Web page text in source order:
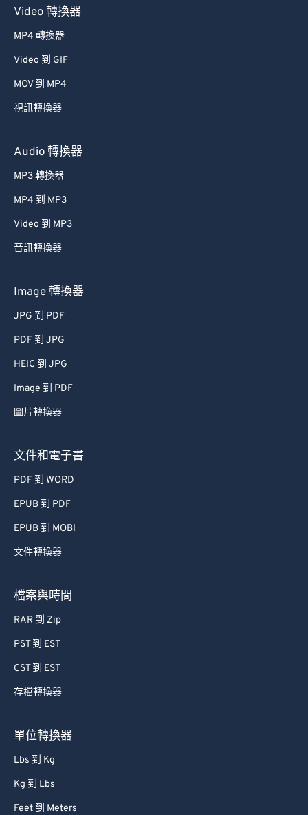
Video 轉換器
MP4 轉換器
Video 到 GIF
MOV 到 MP4
視訊轉換器
Audio 轉換器
MP3 轉換器
MP4 到 MP3
Video 到 MP3
音訊轉換器
Image 轉換器
JPG 到 PDF
PDF 到 JPG
HEIC 到 JPG
Image 到 PDF
圖片轉換器
文件和電子書
PDF 到 WORD
EPUB 到 PDF
EPUB 到 MOBI
文件轉換器
檔案與時間
RAR 到 Zip
PST 到 EST
CST 到 EST
存檔轉換器
單位轉換器
Lbs 到 Kg
Kg 到 Lbs
Feet 到 Meters